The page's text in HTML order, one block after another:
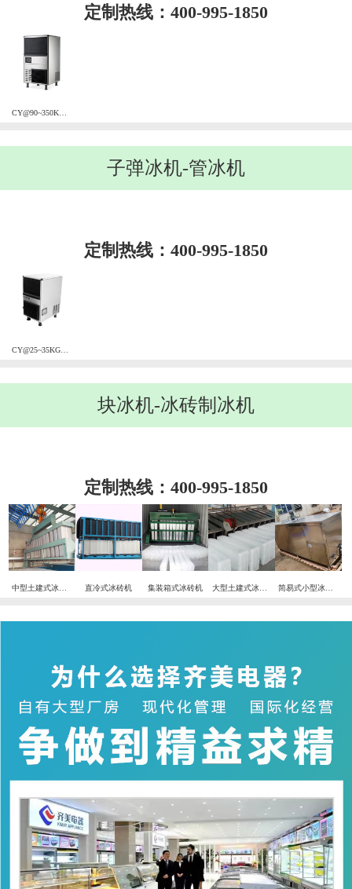
定制热线：400-995-1850
子弹冰机-管冰机
定制热线：400-995-1850
CY@25~35KG风冷子弹冰机
块冰机-冰砖制冰机
定制热线：400-995-1850
直冷式冰砖机 集装箱式冰砖机